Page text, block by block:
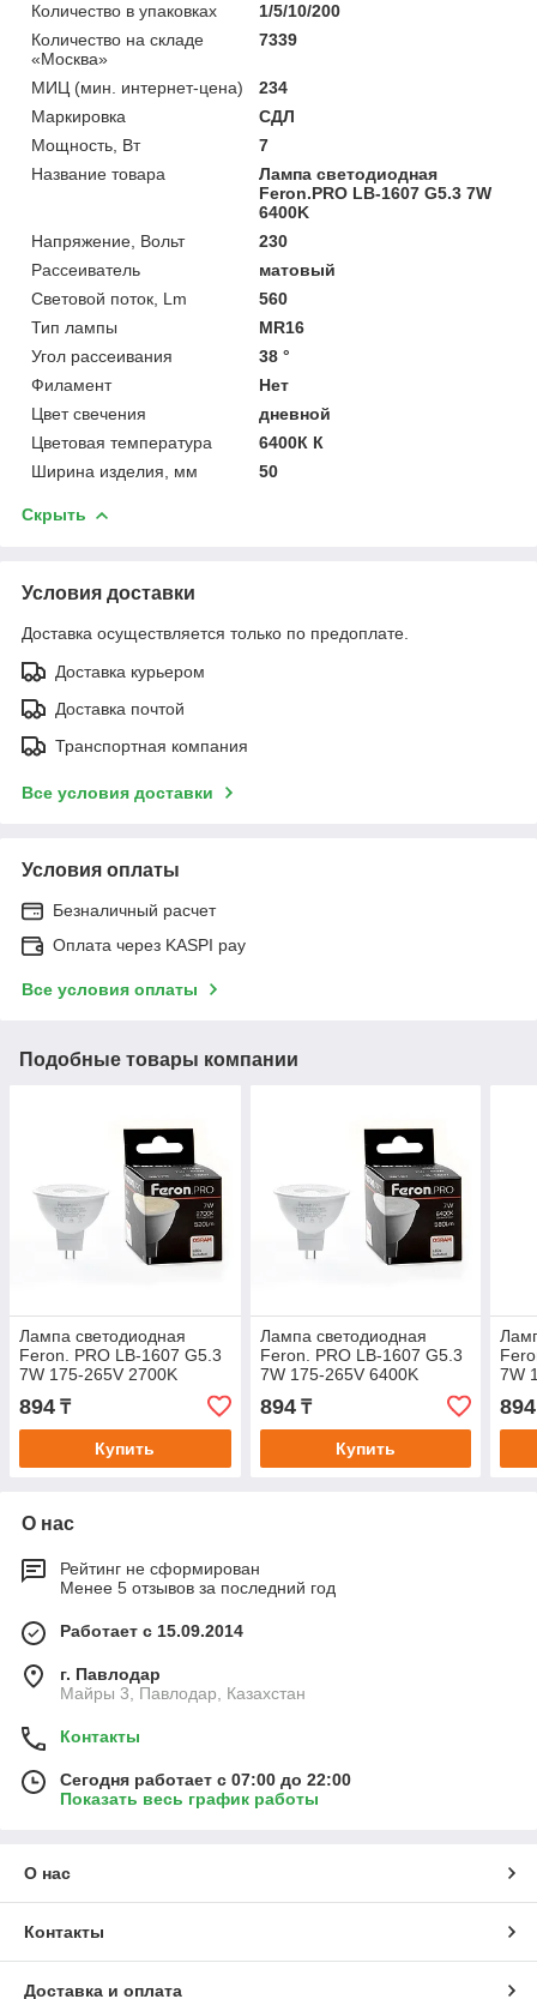
Количество в упаковках
1/5/10/200
Количество на складе
«Москва»
7339
МИЦ (мин. интернет-цена)
234
Маркировка
СДЛ
Мощность, Вт
7
Название товара
Лампа светодиодная
Feron.PRO LB-1607 G5.3 7W
6400K
Напряжение, Вольт
230
Рассеиватель
матовый
Световой поток, Lm
560
Тип лампы
MR16
Угол рассеивания
38 °
Филамент
Нет
Цвет свечения
дневной
Цветовая температура
6400К К
Ширина изделия, мм
50
Скрыть
Условия доставки
Доставка осуществляется только по предоплате.
Доставка курьером
Доставка почтой
Транспортная компания
Все условия доставки
Условия оплаты
Безналичный расчет
Оплата через KASPI pay
Все условия оплаты
Подобные товары компании
Лампа светодиодная
Feron. PRO LB-1607 G5.3
7W 175-265V 2700K
894 ₸
Купить
Лампа светодиодная
Feron. PRO LB-1607 G5.3
7W 175-265V 6400K
894₸
Купить
7W
894
О нас
Рейтинг не сформирован
Менее 5 отзывов за последний год
Работает с 15.09.2014
г. Павлодар
Майры 3, Павлодар, Казахстан
Контакты
Сегодня работает с 07:00 до 22:00
Показать весь график работы
О нас
Контакты
Доставка и оплата